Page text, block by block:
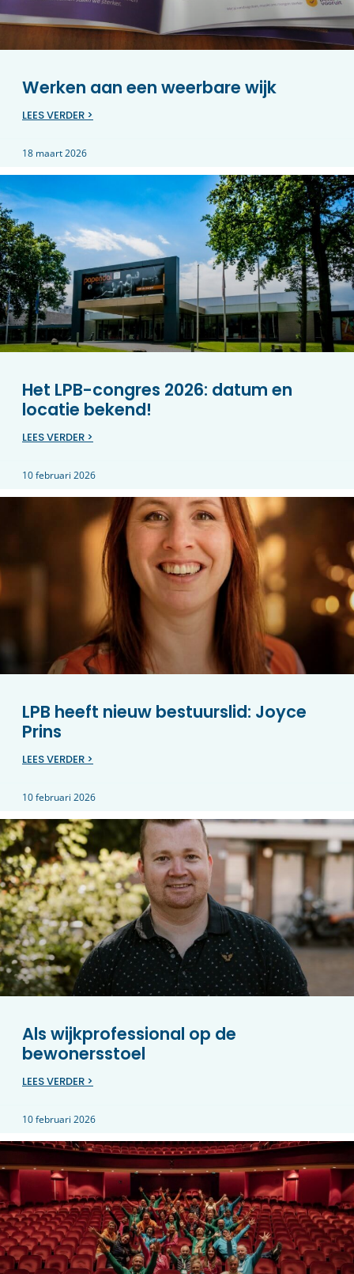
Werken aan een weerbare wijk
LEES VERDER >
18 maart 2026
Het LPB-congres 2026: datum en
locatie bekend!
LEES VERDER >
10 februari 2026
LPB heeft nieuw bestuurslid: Joyce
Prins
LEES VERDER >
10 februari 2026
Als wijkprofessional op de
bewonersstoel
LEES VERDER >
10 februari 2026